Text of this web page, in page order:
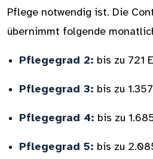
Pflege notwendig ist. Die
übernimmt folgende
Pflegegrad 2: bis zu 721
Pflegegrad 3: bis zu
Pflegegrad 4: bis zu
Pflegegrad 5: bis zu